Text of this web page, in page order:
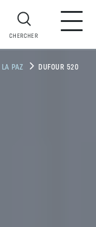
CHERCHER
LA PAZ DUFOUR 520